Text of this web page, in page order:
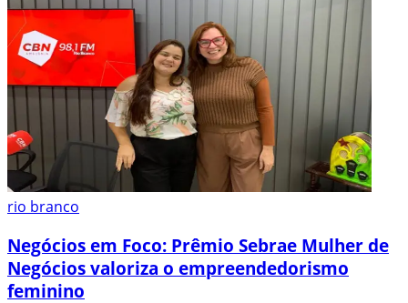
rio branco
Negócios em Foco: Prêmio Sebrae Mulher de
Negócios valoriza o empreendedorismo
feminino